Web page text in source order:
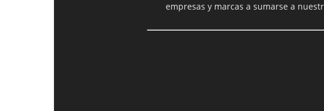
empresas y marcas a sumarse a